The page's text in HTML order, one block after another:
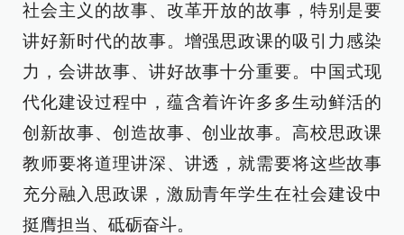
社会主义的故事、改革开放的故事，特别是要
讲好新时代的故事。增强思政课的吸引力感染
力，会讲故事、讲好故事十分重要。中国式现
代化建设过程中，蕴含着许许多多生动鲜活的
创新故事、创造故事、创业故事。高校思政课
教师要将道理讲深、讲透，就需要将这些故事
充分融入思政课，激励青年学生在社会建设中
挺膺担当、砥砺奋斗。